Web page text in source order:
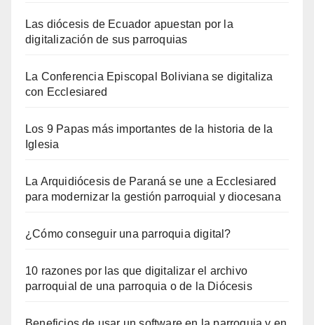
Las diócesis de Ecuador apuestan por la
digitalización de sus parroquias
La Conferencia Episcopal Boliviana se digitaliza
con Ecclesiared
Los 9 Papas más importantes de la historia de la
Iglesia
La Arquidiócesis de Paraná se une a Ecclesiared
para modernizar la gestión parroquial y diocesana
¿Cómo conseguir una parroquia digital?
10 razones por las que digitalizar el archivo
parroquial de una parroquia o de la Diócesis